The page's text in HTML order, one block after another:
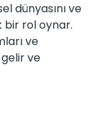
dünyasını ve
bir rol oynar.
ve
ve